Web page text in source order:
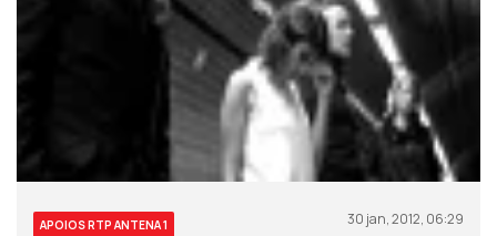
APOIOS RTP ANTENA 1 30 jan, 2012, 06:29